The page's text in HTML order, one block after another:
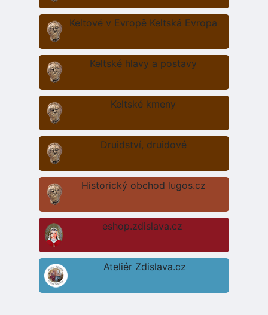
Keltové v Evropě Keltská Evropa
Keltské hlavy a postavy
Keltské kmeny
Druidství, druidové
Historický obchod lugos.cz
eshop.zdislava.cz
Ateliér Zdislava.cz